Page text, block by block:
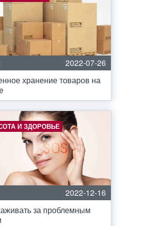
2022-07-26
хранение товаров на
И ЗДОРОВЬЕ
2022-12-16
за проблемным